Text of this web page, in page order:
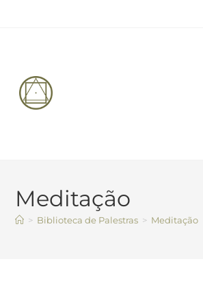
Meditação
> Biblioteca de Palestras > Meditação